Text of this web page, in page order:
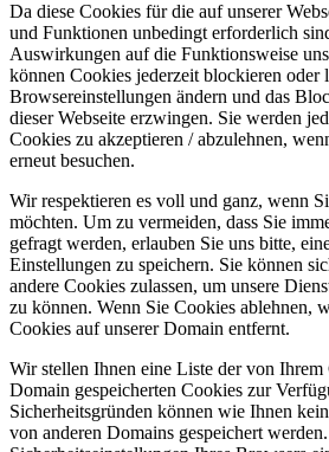
Da diese Cookies für die auf unserer
und Funktionen unbedingt erforderlich
Auswirkungen auf die Funktionsweise
können Cookies jederzeit blockieren oder
Browsereinstellungen ändern und das
dieser Webseite erzwingen. Sie werden
Cookies zu akzeptieren / abzulehnen,
erneut besuchen.
Wir respektieren es voll und ganz, wenn
möchten. Um zu vermeiden, dass Sie
gefragt werden, erlauben Sie uns bitte,
Einstellungen zu speichern. Sie können
andere Cookies zulassen, um unsere
zu können. Wenn Sie Cookies ablehnen,
Cookies auf unserer Domain entfernt.
Wir stellen Ihnen eine Liste der von Ihrem
Domain gespeicherten Cookies zur
Sicherheitsgründen können wie Ihnen
von anderen Domains gespeichert